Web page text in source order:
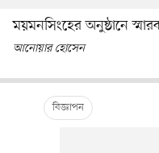
ময়মনসিংহের অনুষ্ঠানে
আনোয়ার হোসেন